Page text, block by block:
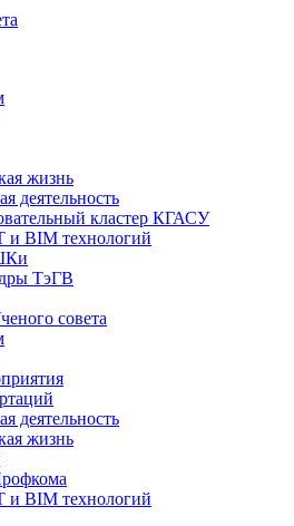
жизнь
деятельность
кластер КГАСУ
и BIM технологий
ТэГВ
совета
деятельность
жизнь
и BIM технологий